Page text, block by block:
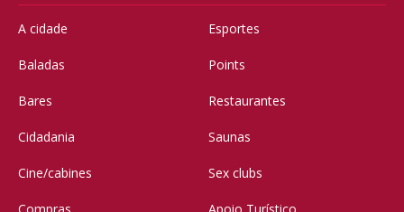
A cidade
Baladas
Bares
Cidadania
Cine/cabines
Esportes
Points
Restaurantes
Saunas
Sex clubs